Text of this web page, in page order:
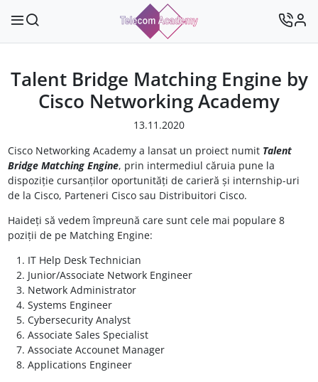
Talent Bridge Matching Engine by
Cisco Networking Academy
13.11.2020
Cisco Networking Academy a lansat un proiect numit Talent
Bridge Matching Engine, prin intermediul căruia pune la
dispoziție cursanților oportunități de carieră și internship-uri
de la Cisco, Parteneri Cisco sau Distribuitori Cisco.
Haideți să vedem împreună care sunt cele mai populare 8
poziții de pe Matching Engine:
IT Help Desk Technician
Junior/Associate Network Engineer
Network Administrator
Systems Engineer
Cybersecurity Analyst
Associate Sales Specialist
Associate Accounet Manager
Applications Engineer